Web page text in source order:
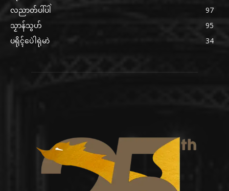
လညာတ်ပါ်ပါဲ
97
သၟာန်သွဟ်
95
ပရိုၚ်ပေဲါရုဲမာဲ
34